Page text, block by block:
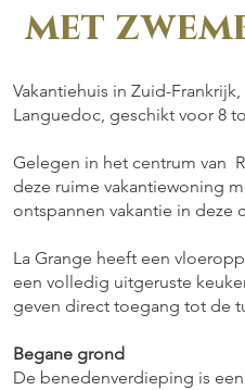
met
Vakantiehuis in Zuid-
Languedoc, geschikt voor 8
Gelegen in het centrum van
deze ruime vakantiewoning
ontspannen vakantie in deze
La Grange heeft een
een volledig uitgeruste
geven direct toegang tot de
Begane grond
De benedenverdieping is